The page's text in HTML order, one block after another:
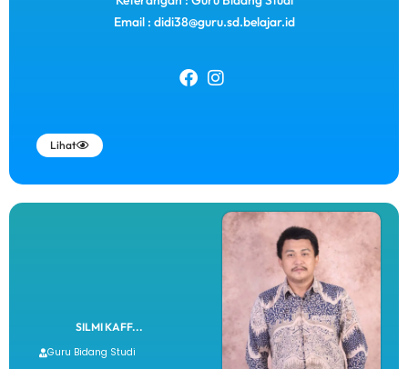
Email : didi38@guru.sd.belajar.id
Lihat
SILMI KAFF...
Guru Bidang Studi